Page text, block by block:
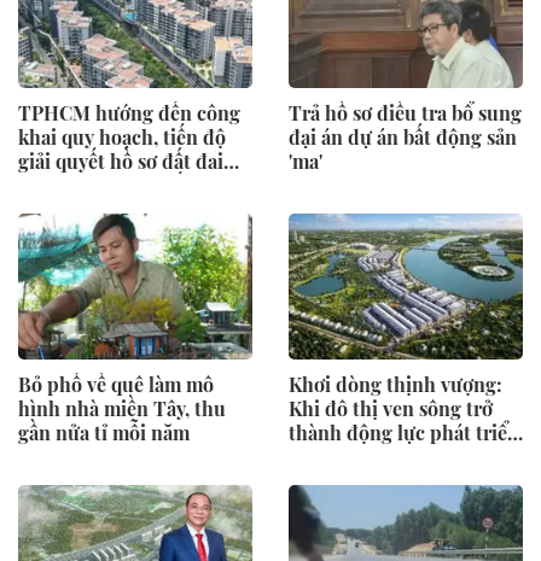
TPHCM hướng đến công
khai quy hoạch, tiến độ
giải quyết hồ sơ đất đai
Trả hồ sơ điều tra bổ sung
đại án dự án bất động sản
'ma'
Bỏ phố về quê làm mô
hình nhà miền Tây, thu
gần nửa tỉ mỗi năm
Khơi dòng thịnh vượng:
Khi đô thị ven sông trở
thành động lực phát triển